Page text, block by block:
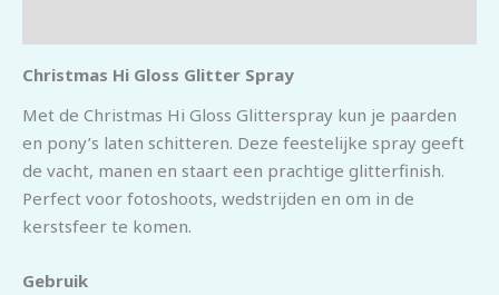
Christmas Hi Gloss Glitter Spray
Met de Christmas Hi Gloss Glitterspray kun je paarden
en pony’s laten schitteren. Deze feestelijke spray geeft
de vacht, manen en staart een prachtige glitterfinish.
Perfect voor fotoshoots, wedstrijden en om in de
kerstsfeer te komen.
Gebruik